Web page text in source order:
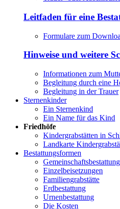
Leitfaden für eine
Formulare zum
Hinweise und weitere
Informationen zum
Begleitung durch eine
Begleitung in der Trauer
Sternenkinder
Ein Sternenkind
Ein Name für das Kind
Friedhöfe
Kindergrabstätten in
Landkarte
Bestattungsformen
Einzelbeisetzungen
Familiengrabstätte
Erdbestattung
Urnenbestattung
Die Kosten